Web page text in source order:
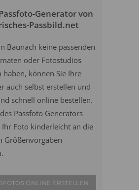
Generator von
Passbild.net
Baunach keine passenden
oder Fotostudios
haben, können Sie Ihre
auch selbst erstellen und
schnell online bestellen.
Passfoto Generators
Ihr Foto kinderleicht an die
Größenvorgaben
ONLINE ERSTELLEN